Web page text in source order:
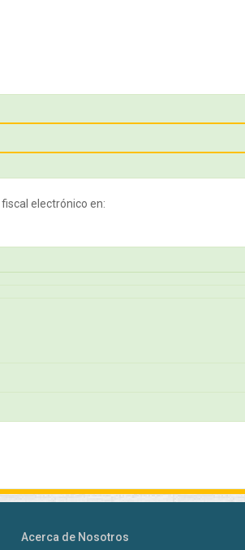
electrónico en:
Acerca de Nosotros